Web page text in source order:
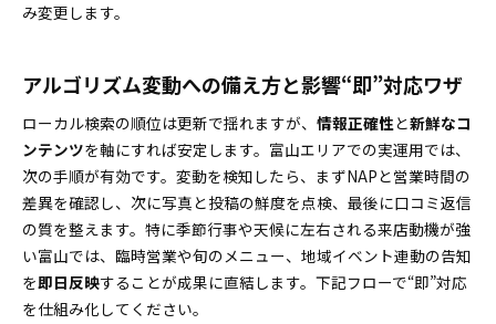
み変更します。
アルゴリズム変動への備え方と影響“即”対応ワザ
ローカル検索の順位は更新で揺れますが、 情報正確性と新鮮なコ
ンテンツを軸にすれば安定します。富山エリアでの実運用では、
次の手順が有効です。変動を検知したら、まずNAPと営業時間の
差異を確認し、次に写真と投稿の鮮度を点検、最後に口コミ返信
の質を整えます。特に季節行事や天候に左右される来店動機が強
い富山では、臨時営業や旬のメニュー、地域イベント連動の告知
を即日反映することが成果に直結します。下記フローで“即”対応
を仕組み化してください。